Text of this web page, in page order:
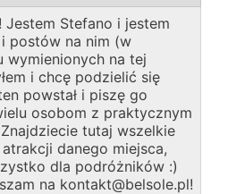
Jestem Stefano i jestem
postów na nim (w
wymienionych na tej
i chcę podzielić się
powstał i piszę go
osobom z praktycznym
tutaj wszelkie
danego miejsca,
dla podróżników :)
na kontakt@belsole.pl!